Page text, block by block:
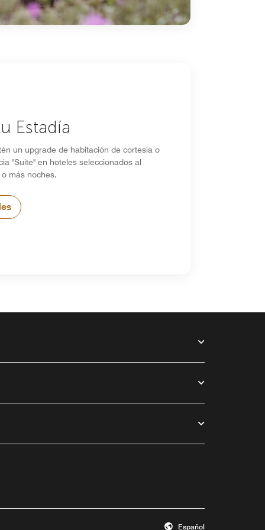
Estadía
un upgrade de habitación de cortesía o
"Suite" en hoteles seleccionados al
más noches.
Español